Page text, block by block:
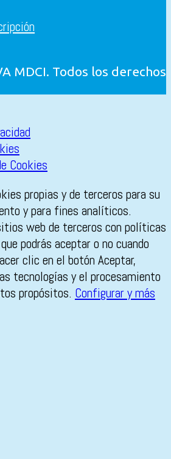
MDCI. Todos los derechos
Cookies
propias y de terceros para su
y para fines analíticos.
web de terceros con políticas
podrás aceptar o no cuando
clic en el botón Aceptar,
tecnologías y el procesamiento
propósitos. Configurar y más